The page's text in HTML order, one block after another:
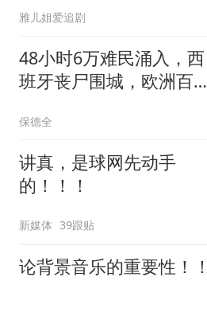
雅儿姐爱追剧
48小时6万难民涌入，西
班牙丧尸围城，欧洲百年
保德全
讲真，是球网先动手
的！！！
新媒体 39跟贴
论背景音乐的重要性！！